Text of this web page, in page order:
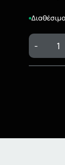
Διαθέσιμο
-